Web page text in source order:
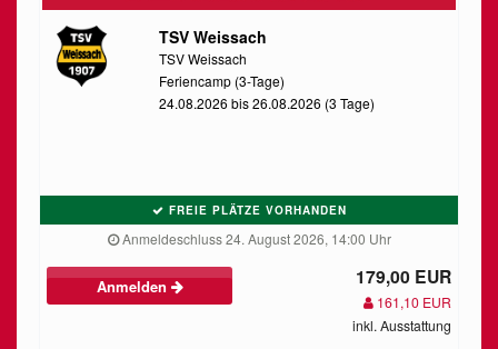
TSV Weissach
TSV Weissach
Feriencamp (3-Tage)
24.08.2026 bis 26.08.2026 (3 Tage)
FREIE PLÄTZE VORHANDEN
Anmeldeschluss 24. August 2026, 14:00 Uhr
Anmelden 179,00 EUR
161,10 EUR
inkl. Ausstattung